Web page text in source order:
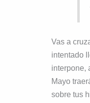
Vas a
intentado
interpone,
Mayo
sobre tus